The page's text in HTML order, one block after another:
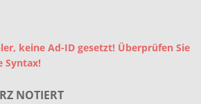
keine Ad-ID gesetzt! Überprüfen Sie
Syntax!
NOTIERT